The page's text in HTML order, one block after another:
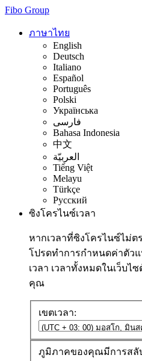
Fibo Group
ภาษาไทย
English
Deutsch
Italiano
Español
Português
Polski
Українська
فارسی
Bahasa Indonesia
中文
العربيّة
Tiếng Việt
Melayu
Türkçe
Русский
ซิงโครไนซ์เวลา
หากเวลาที่ซิงโครไนซ์ไม่
โปรดทำการกำหนดค่าตัว
เวลา เวลาทั้งหมดในเว็บไ
คุณ
เขตเวลา:
ภูมิภาคของคุณมีการสลั